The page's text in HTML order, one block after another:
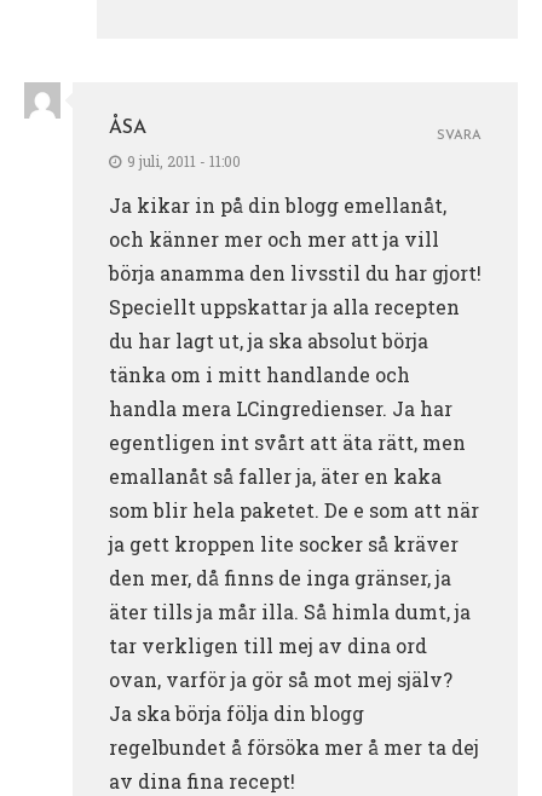
ÅSA
9 juli, 2011 - 11:00
Ja kikar in på din blogg emellanåt,
och känner mer och mer att ja vill
börja anamma den livsstil du har gjort!
Speciellt uppskattar ja alla recepten
du har lagt ut, ja ska absolut börja
tänka om i mitt handlande och
handla mera LCingredienser. Ja har
egentligen int svårt att äta rätt, men
emallanåt så faller ja, äter en kaka
som blir hela paketet. De e som att när
ja gett kroppen lite socker så kräver
den mer, då finns de inga gränser, ja
äter tills ja mår illa. Så himla dumt, ja
tar verkligen till mej av dina ord
ovan, varför ja gör så mot mej själv?
Ja ska börja följa din blogg
regelbundet å försöka mer å mer ta dej
av dina fina recept!
SVARA